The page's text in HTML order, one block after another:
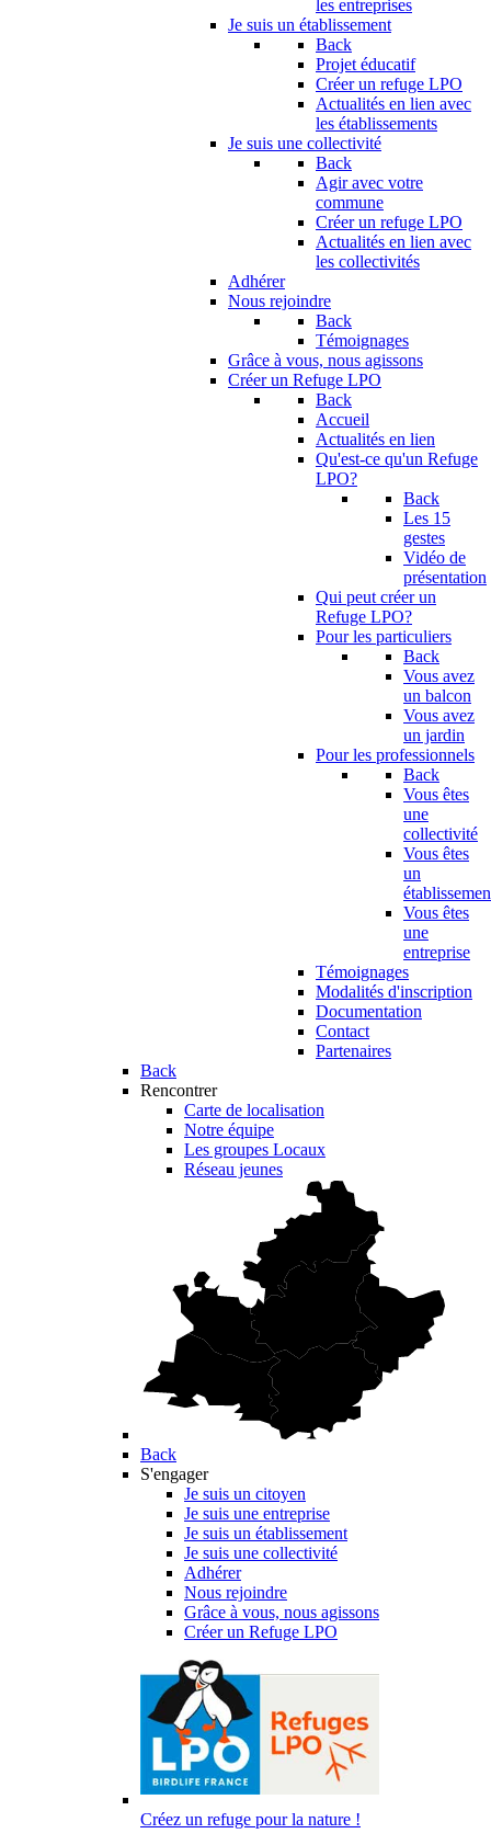
les entreprises
Je suis un établissement
Back
Projet éducatif
Créer un refuge LPO
Actualités en lien avec
les établissements
Je suis une collectivité
Back
Agir avec votre
commune
Créer un refuge LPO
Actualités en lien avec
les collectivités
Adhérer
Nous rejoindre
Back
Témoignages
Grâce à vous, nous agissons
Créer un Refuge LPO
Back
Accueil
Actualités en lien
Qu'est-ce qu'un Refuge
LPO?
Back
Les 15
gestes
Vidéo de
présentation
Qui peut créer un
Refuge LPO?
Pour les particuliers
Back
Vous avez
un balcon
Vous avez
un jardin
Pour les professionnels
Back
Vous êtes
une
collectivité
Vous êtes
un
Vous êtes
une
entreprise
Témoignages
Modalités d'inscription
Documentation
Contact
Partenaires
Back
Rencontrer
Carte de localisation
Notre équipe
Les groupes Locaux
Réseau jeunes
Back
S'engager
Je suis un citoyen
Je suis une entreprise
Je suis un établissement
Je suis une collectivité
Adhérer
Nous rejoindre
Grâce à vous, nous agissons
Créer un Refuge LPO
Créez un refuge pour la nature !